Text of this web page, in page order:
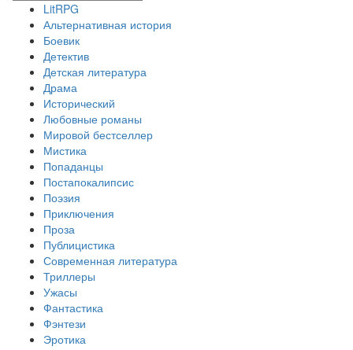
LitRPG
Альтернативная история
Боевик
Детектив
Детская литература
Драма
Исторический
Любовные романы
Мировой бестселлер
Мистика
Попаданцы
Постапокалипсис
Поэзия
Приключения
Проза
Публицистика
Современная литература
Триллеры
Ужасы
Фантастика
Фэнтези
Эротика